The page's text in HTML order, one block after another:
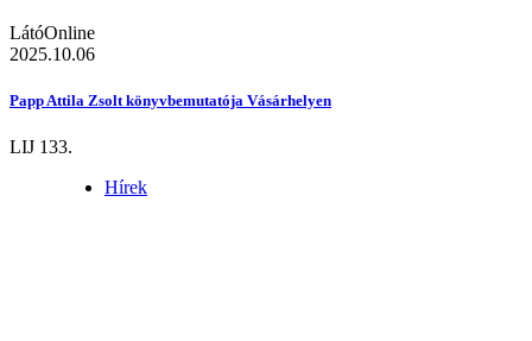
LátóOnline
2025.10.06
Papp Attila Zsolt könyvbemutatója Vásárhelyen
LIJ 133.
Hírek